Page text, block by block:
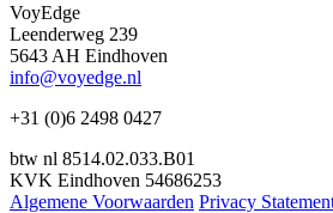
VoyEdge
Leenderweg 239
5643 AH Eindhoven
info@voyedge.nl
+31 (0)6 2498 0427
btw nl 8514.02.033.B01
KVK Eindhoven 54686253
Algemene Voorwaarden Privacy